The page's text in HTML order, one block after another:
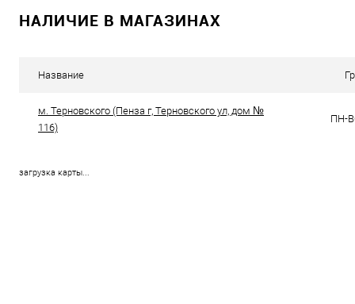
НАЛИЧИЕ В МАГАЗИНАХ
Название
м. Терновского (Пенза г, Терновского ул, дом №
116)
ПН-
загрузка карты...